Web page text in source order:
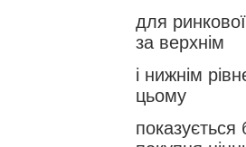
для
за верхнім
і нижнім
цьому